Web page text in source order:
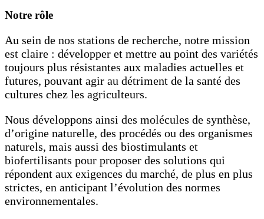
Notre rôle
Au sein de nos stations de recherche, notre mission
est claire : développer et mettre au point des variétés
toujours plus résistantes aux maladies actuelles et
futures, pouvant agir au détriment de la santé des
cultures chez les agriculteurs.
Nous développons ainsi des molécules de synthèse,
d’origine naturelle, des procédés ou des organismes
naturels, mais aussi des biostimulants et
biofertilisants pour proposer des solutions qui
répondent aux exigences du marché, de plus en plus
strictes, en anticipant l’évolution des normes
environnementales.